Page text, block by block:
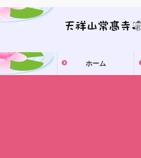
ン
ツ
に
移
ビ
シ
ョ
ン
ホーム